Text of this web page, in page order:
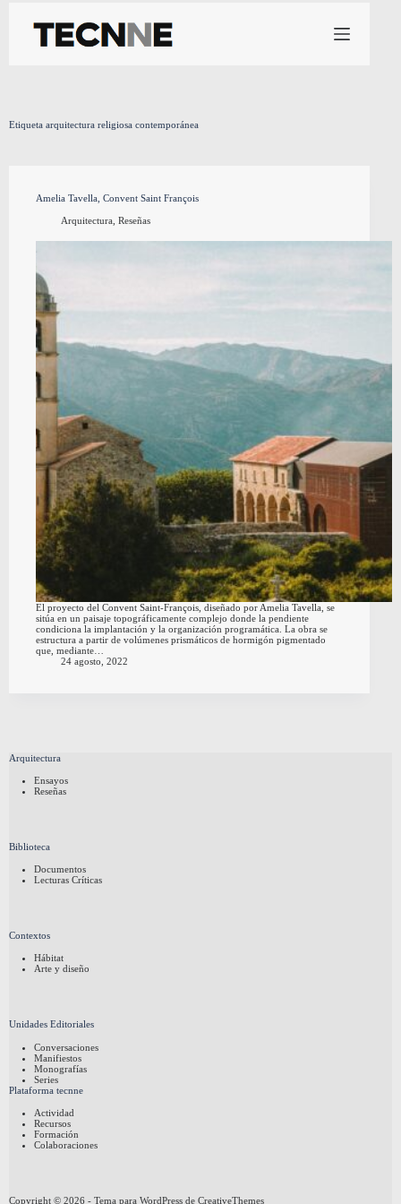
contenido
Etiqueta arquitectura religiosa contemporánea
Amelia Tavella, Convent Saint François
Arquitectura, Reseñas
El proyecto del Convent Saint-François, diseñado por Amelia Tavella, se
sitúa en un paisaje topográficamente complejo donde la pendiente
condiciona la implantación y la organización programática. La obra se
estructura a partir de volúmenes prismáticos de hormigón pigmentado
que, mediante…
24 agosto, 2022
Arquitectura
Ensayos
Reseñas
Biblioteca
Documentos
Lecturas Críticas
Contextos
Hábitat
Arte y diseño
Unidades Editoriales
Conversaciones
Manifiestos
Monografías
Series
Plataforma tecnne
Actividad
Recursos
Formación
Colaboraciones
Copyright © 2026 - Tema para WordPress de CreativeThemes